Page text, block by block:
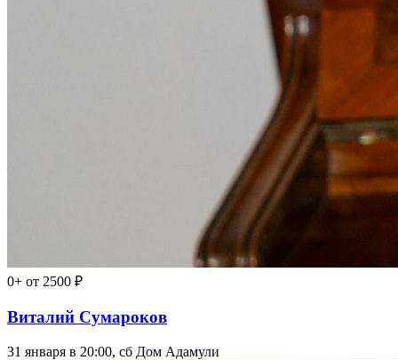
0+ от 2500 ₽
Виталий Сумароков
31 января в 20:00, сб Дом Адамули